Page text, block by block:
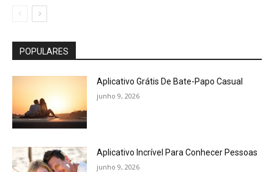
POPULARES
Aplicativo Grátis De Bate-Papo Casual
junho 9, 2026
Aplicativo Incrível Para Conhecer Pessoas
junho 9, 2026